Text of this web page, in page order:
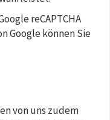
reCAPTCHA
Google können Sie
von uns zudem